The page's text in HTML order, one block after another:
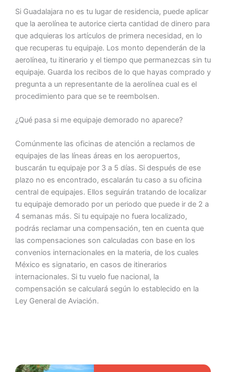
Si Guadalajara no es tu lugar de residencia, puede aplicar
que la aerolínea te autorice cierta cantidad de dinero para
que adquieras los artículos de primera necesidad, en lo
que recuperas tu equipaje. Los monto dependerán de la
aerolínea, tu itinerario y el tiempo que permanezcas sin tu
equipaje. Guarda los recibos de lo que hayas comprado y
pregunta a un representante de la aerolínea cual es el
procedimiento para que se te reembolsen.
¿Qué pasa si me equipaje demorado no aparece?
Comúnmente las oficinas de atención a reclamos de
equipajes de las líneas áreas en los aeropuertos,
buscarán tu equipaje por 3 a 5 días. Si después de ese
plazo no es encontrado, escalarán tu caso a su oficina
central de equipajes. Ellos seguirán tratando de localizar
tu equipaje demorado por un periodo que puede ir de 2 a
4 semanas más. Si tu equipaje no fuera localizado,
podrás reclamar una compensación, ten en cuenta que
las compensaciones son calculadas con base en los
convenios internacionales en la materia, de los cuales
México es signatario, en casos de itinerarios
internacionales. Si tu vuelo fue nacional, la
compensación se calculará según lo establecido en la
Ley General de Aviación.